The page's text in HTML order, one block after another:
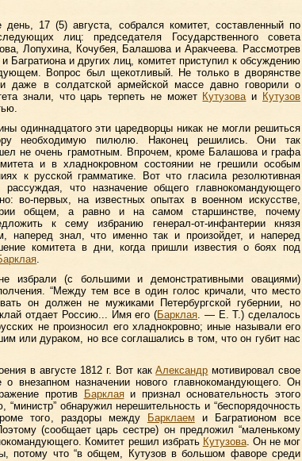
17 (5) августа, собрался комитет, составленный по
лиц: председателя Государственного совета
Лопухина, Кочубея, Балашова и Аракчеева. Рассмотрев
и Багратиона и других лиц, комитет приступил к обсуждению
Вопрос был щекотливый. Не только в дворянстве
в солдатской армейской массе давно говорили о
знали, что царь терпеть не может Кутузоваи Кутузов
одиннадцатого эти царедворцы никак не могли решиться
необходимую пилюлю. Наконец решились. Они так
не очень грамотным. Впрочем, кроме Балашова и графа
и в хладнокровном состоянии не грешили особым
к русской грамматике. Вот что гласила резолютивная
рассуждая, что назначение общего главнокомандующего
во-первых, на известных опытах в военном искусстве,
общем, а равно и на самом старшинстве, почему
к сему избранию генерал-от-инфантерии князя
наперед знал, что именно так и произойдет, и наперед
комитета в дни, когда пришли известия о боях под
.
(с большими и демонстративными овациями)
“Между тем все в один голос кричали, что место
он должен не мужиками Петербургской губернии, но
отдает Россию... Имя его (Барклая. — Е. Т.) сделалось
не произносил его хладнокровно; иные называли его
или дураком, но все соглашались в том, что он губит нас
в августе 1812 г. Вот какАлександр мотивировал свое
внезапном назначении нового главнокомандующего. Он
против
Барклаяи признал основательность этого
“министр” обнаружил нерешительность и “беспорядочность
того, раздоры между
Барклаем и Багратионом все
(сообщает царь сестре) он предложил “маленькому
Комитет решил избрать Кутузова. Он не мог
потому что “в общем, Кутузов в большом фаворе среди